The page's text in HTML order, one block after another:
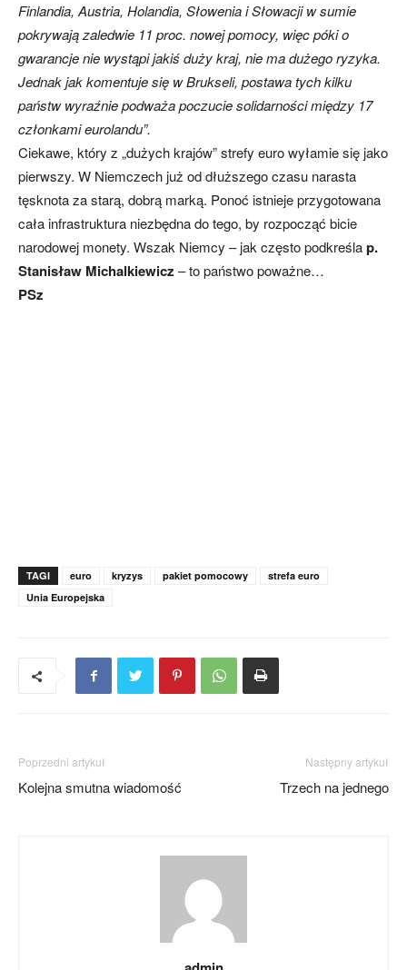
Finlandia, Austria, Holandia, Słowenia i Słowacji w sumie
pokrywają zaledwie 11 proc. nowej pomocy, więc póki o
gwarancje nie wystąpi jakiś duży kraj, nie ma dużego ryzyka.
Jednak jak komentuje się w Brukseli, postawa tych kilku
państw wyraźnie podważa poczucie solidarności między 17
członkami eurolandu”.
Ciekawe, który z „dużych krajów” strefy euro wyłamie się jako
pierwszy. W Niemczech już od dłuższego czasu narasta
tęsknota za starą, dobrą marką. Ponoć istnieje przygotowana
cała infrastruktura niezbędna do tego, by rozpocząć bicie
narodowej monety. Wszak Niemcy – jak często podkreślap.
Stanisław Michalkiewicz – to państwo poważne…
PSz
TAGI euro kryzys pakiet pomocowy
strefa euro
Unia Europejska
Poprzedni artykuł
Kolejna smutna wiadomość
Następny artykuł
Trzech na jednego